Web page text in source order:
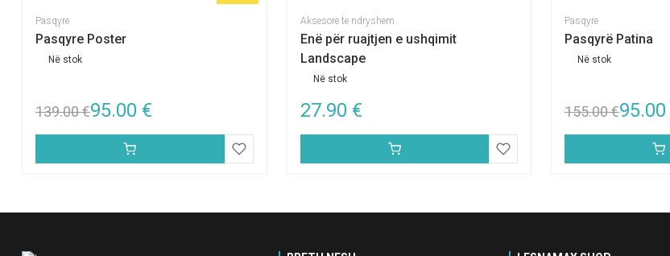
Pasqyre
Pasqyre Poster
Në stok
139.00€95.00 €
Aksesore te ndryshem
Enë për ruajtjen e ushqimit
Landscape
Në stok
27.90 €
Pasqyre
Pasqyrë Patina
Në stok
155.00€95.00